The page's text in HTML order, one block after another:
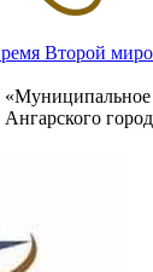
Второй